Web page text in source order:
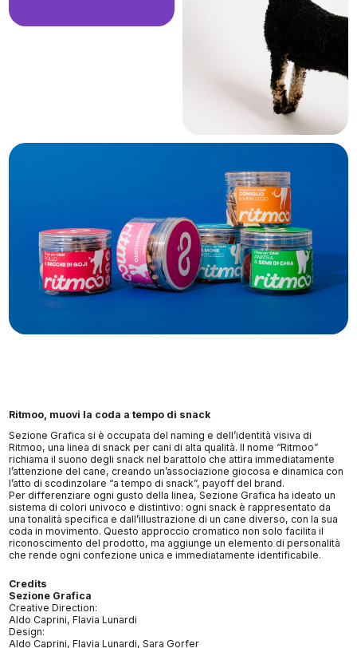
Ritmoo, muovi la coda a tempo di snack
Sezione Grafica si è occupata del naming e dell’identità visiva di
Ritmoo, una linea di snack per cani di alta qualità. Il nome “Ritmoo”
richiama il suono degli snack nel barattolo che attira immediatamente
l’attenzione del cane, creando un’associazione giocosa e dinamica con
l’atto di scodinzolare “a tempo di snack”, payoff del brand.
Per differenziare ogni gusto della linea, Sezione Grafica ha ideato un
sistema di colori univoco e distintivo: ogni snack è rappresentato da
una tonalità specifica e dall’illustrazione di un cane diverso, con la sua
coda in movimento. Questo approccio cromatico non solo facilita il
riconoscimento del prodotto, ma aggiunge un elemento di personalità
che rende ogni confezione unica e immediatamente identificabile.
Credits
Sezione Grafica
Creative Direction:
Aldo Caprini, Flavia Lunardi
Design:
Aldo Caprini, Flavia Lunardi, Sara Gorfer